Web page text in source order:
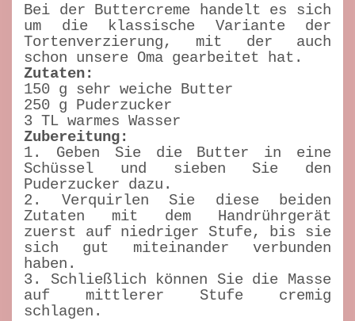
Bei der Buttercreme handelt es sich
um die klassische Variante der
Tortenverzierung, mit der auch
schon unsere Oma gearbeitet hat.
Zutaten:
150 g sehr weiche Butter
250 g Puderzucker
3 TL warmes Wasser
Zubereitung:
1. Geben Sie die Butter in eine
Schüssel und sieben Sie den
Puderzucker dazu.
2. Verquirlen Sie diese beiden
Zutaten mit dem Handrührgerät
zuerst auf niedriger Stufe, bis sie
sich gut miteinander verbunden
haben.
3. Schließlich können Sie die Masse
auf mittlerer Stufe cremig
schlagen.